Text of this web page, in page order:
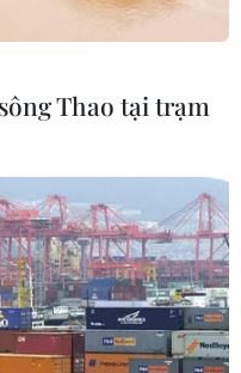
Điển làm trung
Kim Myong-gil tuyên
Thao tại trạm